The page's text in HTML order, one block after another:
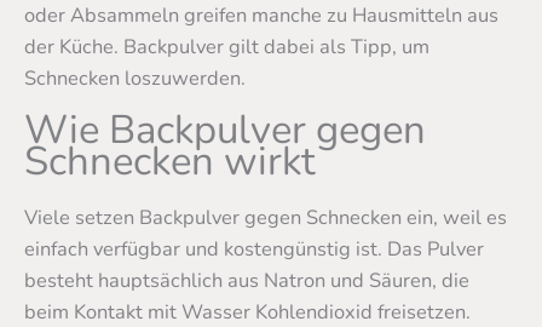
oder Absammeln greifen manche zu Hausmitteln aus
der Küche. Backpulver gilt dabei als Tipp, um
Schnecken loszuwerden.
Wie Backpulver gegen
Schnecken wirkt
Viele setzen Backpulver gegen Schnecken ein, weil es
einfach verfügbar und kostengünstig ist. Das Pulver
besteht hauptsächlich aus Natron und Säuren, die
beim Kontakt mit Wasser Kohlendioxid freisetzen.